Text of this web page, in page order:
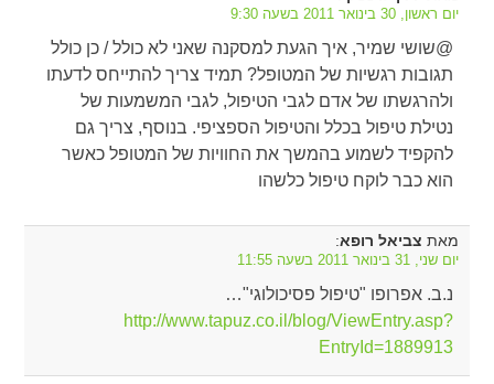
יום ראשון, 30 בינואר 2011 בשעה 9:30
@שושי שמיר, איך הגעת למסקנה שאני לא כולל / כן כולל
תגובות רגשיות של המטופל? תמיד צריך להתייחס לדעתו
ולהרגשתו של אדם לגבי הטיפול, לגבי המשמעות של
נטילת טיפול בכלל והטיפול הספציפי. בנוסף, צריך גם
להקפיד לשמוע בהמשך את החוויות של המטופל כאשר
הוא כבר לוקח טיפול כלשהו
מאת צביאל רופא:
יום שני, 31 בינואר 2011 בשעה 11:55
נ.ב. אפרופו "טיפול פסיכולוגי"…
http://www.tapuz.co.il/blog/ViewEntry.asp?
EntryId=1889913